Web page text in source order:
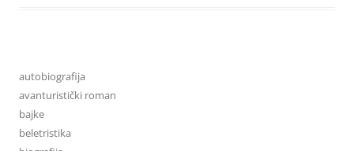
autobiografija
avanturistički roman
bajke
beletristika